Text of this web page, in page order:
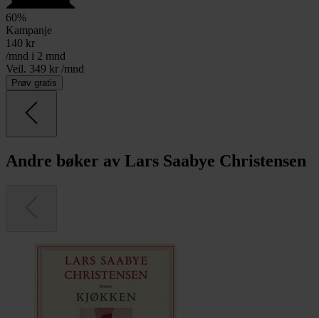
60%
Kampanje
140 kr
/mnd i 2 mnd
Veil. 349 kr /mnd
Prøv gratis
Andre bøker av Lars Saabye Christensen